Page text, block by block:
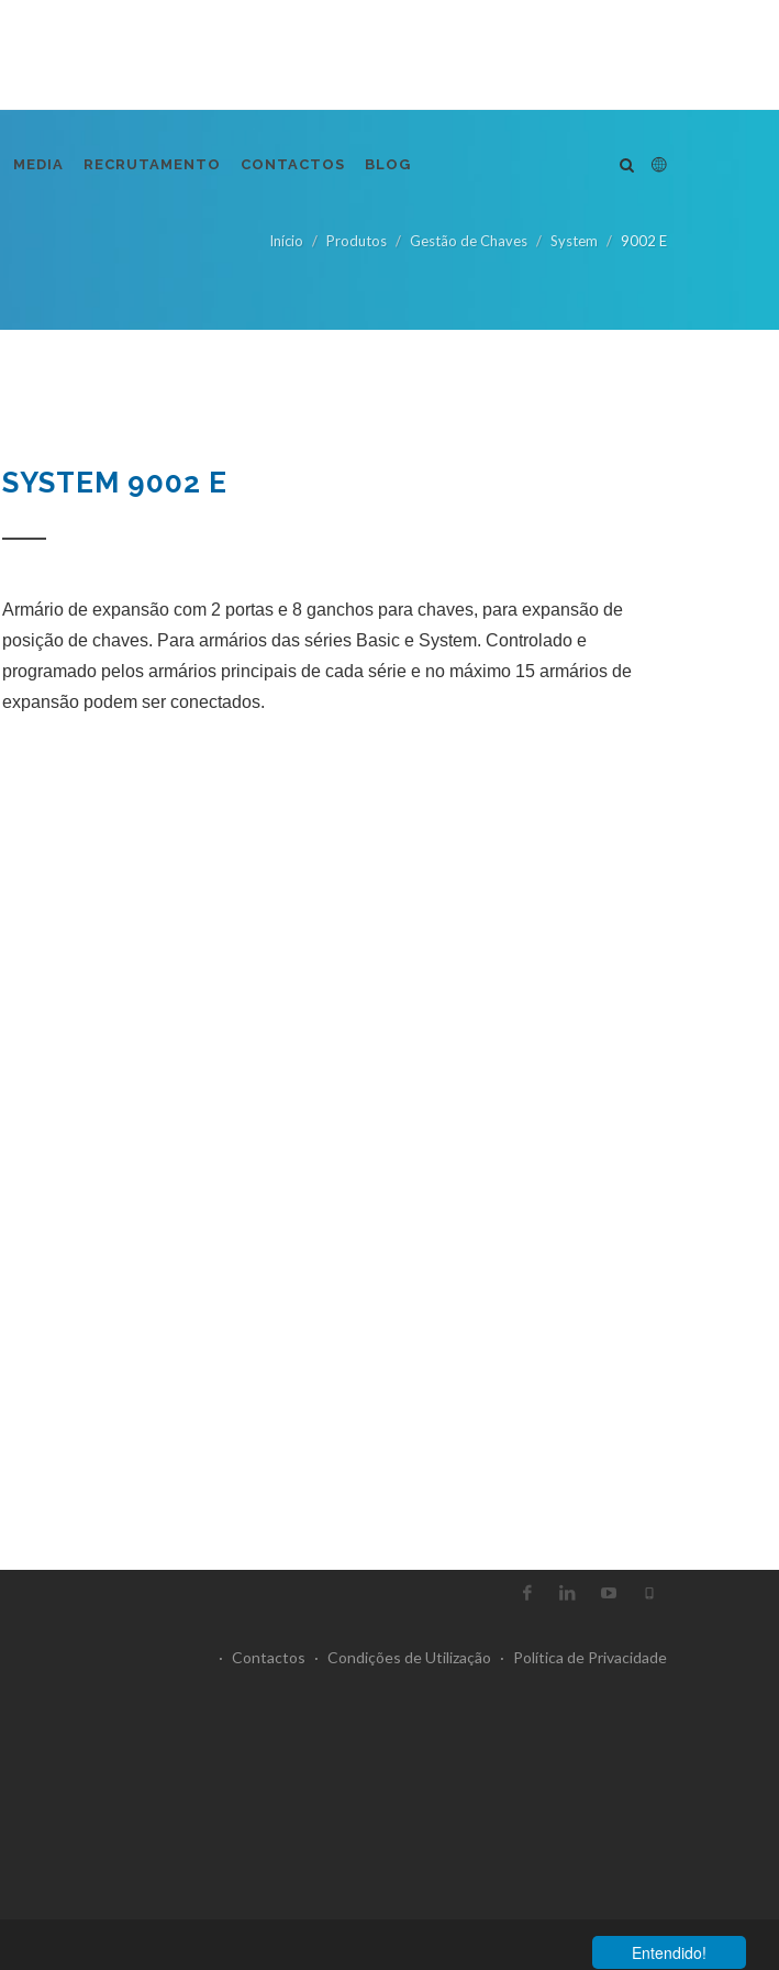
Entendido!
MEDIA RECRUTAMENTO CONTACTOS BLOG
Início Produtos Gestão de Chaves System 9002 E
SYSTEM 9002 E
Armário de expansão com 2 portas e 8 ganchos para chaves, para expansão de
posição de chaves. Para armários das séries Basic e System. Controlado e
programado pelos armários principais de cada série e no máximo 15 armários de
expansão podem ser conectados.
· Contactos · Condições de Utilização · Política de Privacidade